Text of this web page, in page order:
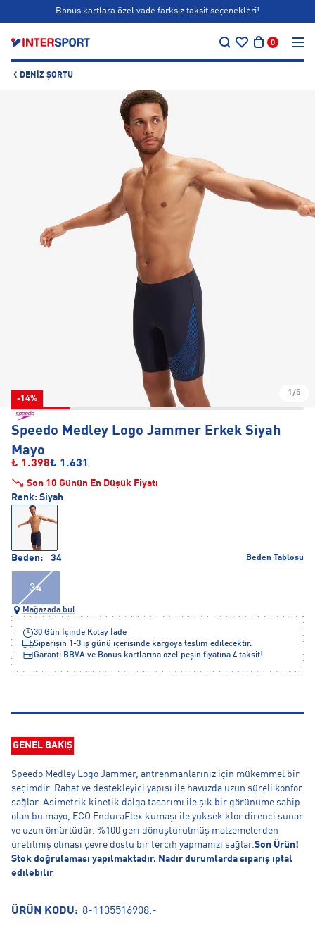
Bonus kartlara özel vade farksız taksit seçenekleri!
0
DENIZ ŞORTU
-14%
1/5
Speedo Medley Logo Jammer Erkek Siyah
Mayo
₺ 1.398₺ 1.631
Son 10 Günün En Düşük Fiyatı
Beden: 34 Beden Tablosu
34
Renk: Siyah
Mağazada bul
30 Gün İçinde Kolay İade
Siparişin 1-3 iş günü içerisinde kargoya teslim edilecektir.
Garanti BBVA ve Bonus kartlarına özel peşin fiyatına 4 taksit!
GENEL BAKIŞ
Speedo Medley Logo Jammer, antrenmanlarınız için mükemmel bir
seçimdir. Rahat ve destekleyici yapısı ile havuzda uzun süreli konfor
sağlar. Asimetrik kinetik dalga tasarımı ile şık bir görünüme sahip
olan bu mayo, ECO EnduraFlex kumaşı ile yüksek klor direnci sunar
ve uzun ömürlüdür. %100 geri dönüştürülmüş malzemelerden
üretilmiş olması çevre dostu bir tercih yapmanızı sağlar.Son Ürün!
Stok doğrulaması yapılmaktadır. Nadir durumlarda sipariş iptal
edilebilir
ÜRÜN KODU: 8-1135516908.-